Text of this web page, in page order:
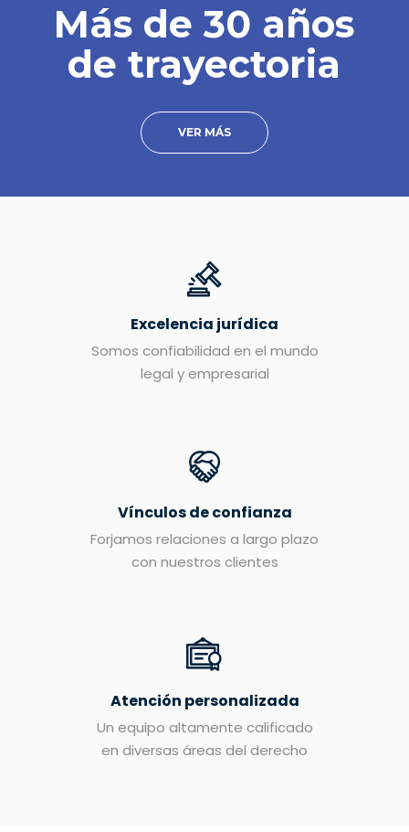
VER MÁS
Más de 30 años
de trayectoria
Excelencia jurídica
Somos confiabilidad en el mundo
legal y empresarial
Vínculos de confianza
Forjamos relaciones a largo plazo
con nuestros clientes
Atención personalizada
Un equipo altamente calificado
en diversas áreas del derecho